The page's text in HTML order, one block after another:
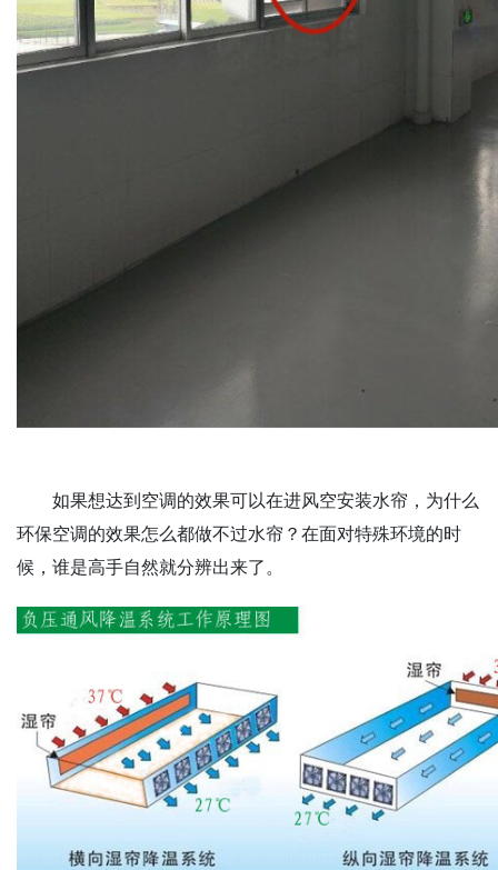
如果想达到空调的效果可以在进风空安装水帘，为什么
环保空调的效果怎么都做不过水帘？在面对特殊环境的时
候，谁是高手自然就分辨出来了。